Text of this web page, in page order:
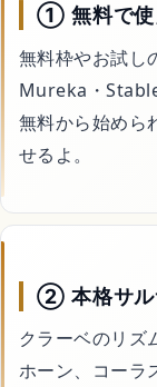
① 無料で使
無料枠やお試し
Mureka・
無料から始めら
せるよ。
② 本格サル
クラーベのリズ
ホーン、コーラ